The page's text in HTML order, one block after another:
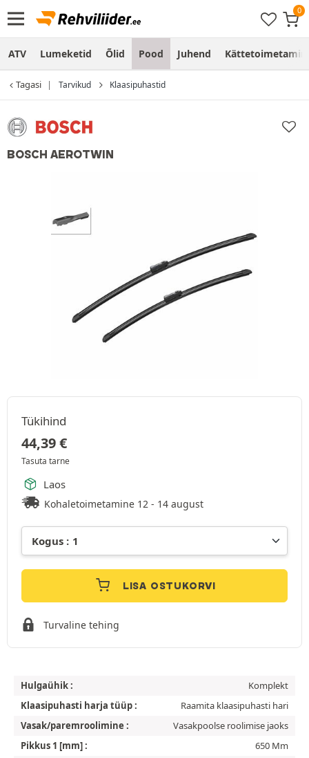
ATV Lumeketid Õlid Pood Juhend
Tagasi Tarvikud Klaasipuhastid
BOSCH AEROTWIN
Tükihind
44,39€
Tasuta tarne
Laos
Kohaletoimetamine 12 - 14 august
LISA OSTUKORVI
Turvaline tehing
Hulgaühik :
Komplekt
Klaasipuhasti harja tüüp :
Raamita klaasipuhasti hari
Vasak/paremroolimine :
Vasakpoolse roolimise jaoks
Pikkus 1 [mm] :
650 Mm